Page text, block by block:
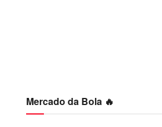
Mercado da Bola 🔥